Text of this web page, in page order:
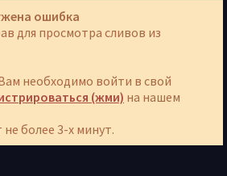
ошибка
для просмотра сливов из
необходимо войти в свой
(жми) на нашем
более 3-х минут.